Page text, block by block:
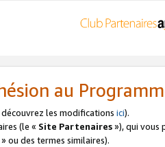
au
les modifications ici).
(le « Site Partenaires»), qui vous
» ou des termes similaires).